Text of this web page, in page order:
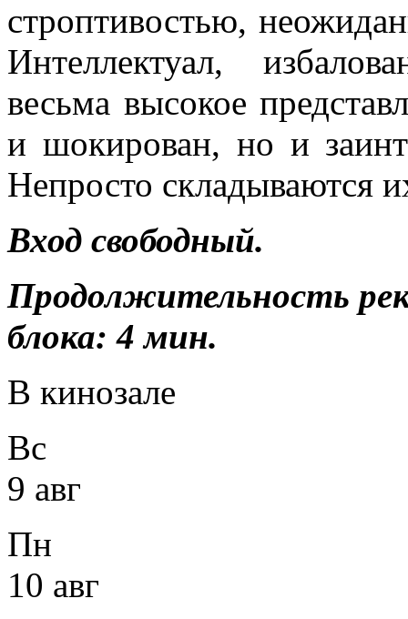
строптивостью,
Интеллектуал,
весьма высокое
и шокирован, но и
Непросто складываются
Вход свободный.
Продолжительность
блока: 4 мин.
В кинозале
Вс
9 авг
Пн
10 авг